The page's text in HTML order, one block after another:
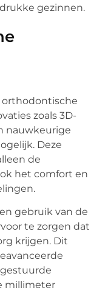
gezinnen.
zoals 3D-
nauwkeurige
Deze
de
het comfort en
gebruik van de
te zorgen dat
krijgen. Dit
millimeter